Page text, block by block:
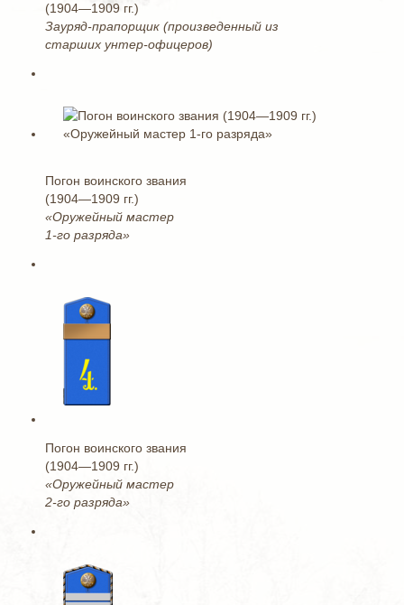
(1904—1909 гг.)
Зауряд-прапорщик (произведенный из
старших унтер-офицеров)
Погон воинского звания
(1904—1909 гг.)
«Оружейный мастер
1-го разряда»
Погон воинского звания
(1904—1909 гг.)
«Оружейный мастер
2-го разряда»